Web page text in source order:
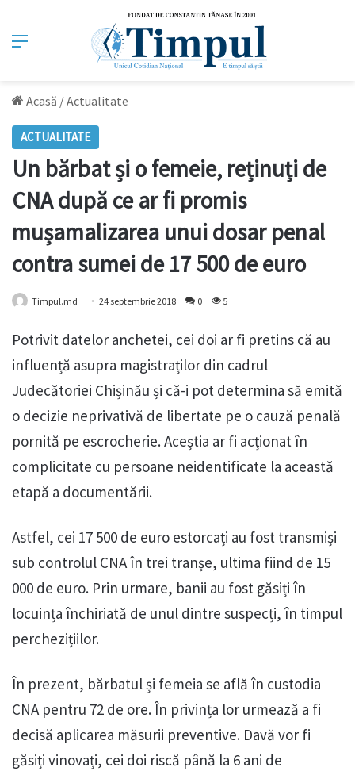
Meniu
Acasă /Actualitate
ACTUALITATE
Un bărbat și o femeie, reținuți de
CNA după ce ar fi promis
mușamalizarea unui dosar penal
contra sumei de 17 500 de euro
Timpul.md 24 septembrie 2018 0 5
Potrivit datelor anchetei, cei doi ar fi pretins că au
influență asupra magistraților din cadrul
Judecătoriei Chișinău și că-i pot determina să emită
o decizie neprivativă de libertate pe o cauză penală
pornită pe escrocherie. Aceștia ar fi acționat în
complicitate cu persoane neidentificate la această
etapă a documentării.
Astfel, cei 17 500 de euro estorcați au fost transmiși
sub controlul CNA în trei tranșe, ultima fiind de 15
000 de euro. Prin urmare, banii au fost găsiți în
locuința închiriată de unul dintre suspecți, în timpul
perchezițiilor.
În prezent, bărbatul și femeia se află în custodia
CNA pentru 72 de ore. În privința lor urmează a fi
decisă aplicarea măsurii preventive. Davă vor fi
găsiți vinovați, cei doi riscă până la 6 ani de